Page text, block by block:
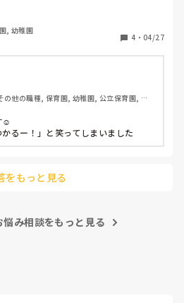
の月の当番の先生が購入→休憩で
取れません。笑
ますが、雰囲気的に半強制です。
る→家族の体調不良や忌引きの後
た』と一筆を添えて
のお休みで休んでも『お休みあり
の出勤で言って回る
状を職員に送る
くい雰囲気。笑
言って回らないといけないのか🙄
？教えてください🤣
, 幼稚園
4 ・ 04/27
の他の職種, 保育園, 幼稚園, 公立保育園, 認
職場
☺︎
るー！」と笑ってしまいました
す！」先輩がしてたら「代わりま
ら、「やりますー！」と速攻で駆け
りますね😂（笑）
をもっと見る
悩み相談をもっと見る